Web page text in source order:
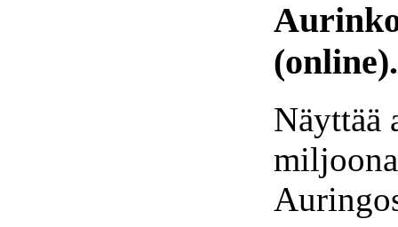
(online).
Näyttää